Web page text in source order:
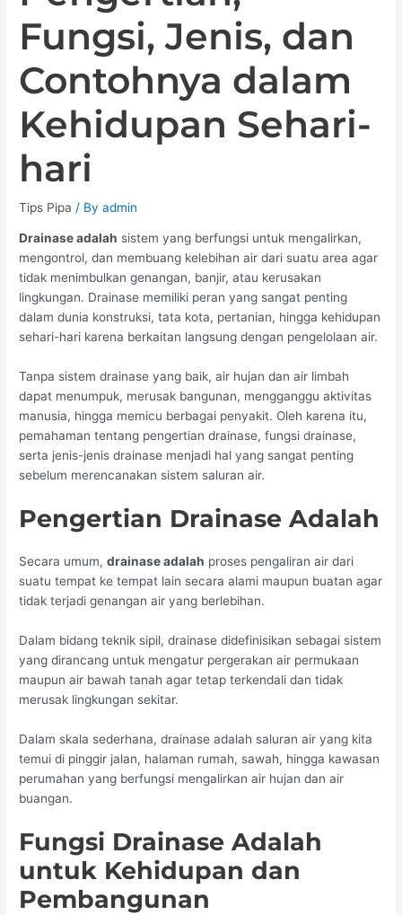
Fungsi, Jenis, dan
Contohnya dalam
Kehidupan Sehari-
hari
Tips Pipa / Byadmin
Drainase adalah sistem yang berfungsi untuk mengalirkan,
mengontrol, dan membuang kelebihan air dari suatu area agar
tidak menimbulkan genangan, banjir, atau kerusakan
lingkungan. Drainase memiliki peran yang sangat penting
dalam dunia konstruksi, tata kota, pertanian, hingga kehidupan
sehari-hari karena berkaitan langsung dengan pengelolaan air.
Tanpa sistem drainase yang baik, air hujan dan air limbah
dapat menumpuk, merusak bangunan, mengganggu aktivitas
manusia, hingga memicu berbagai penyakit. Oleh karena itu,
pemahaman tentang pengertian drainase, fungsi drainase,
serta jenis-jenis drainase menjadi hal yang sangat penting
sebelum merencanakan sistem saluran air.
Pengertian Drainase Adalah
Secara umum,drainase adalah proses pengaliran air dari
suatu tempat ke tempat lain secara alami maupun buatan agar
tidak terjadi genangan air yang berlebihan.
Dalam bidang teknik sipil, drainase didefinisikan sebagai sistem
yang dirancang untuk mengatur pergerakan air permukaan
maupun air bawah tanah agar tetap terkendali dan tidak
merusak lingkungan sekitar.
Dalam skala sederhana, drainase adalah saluran air yang kita
temui di pinggir jalan, halaman rumah, sawah, hingga kawasan
perumahan yang berfungsi mengalirkan air hujan dan air
buangan.
Fungsi Drainase Adalah
untuk Kehidupan dan
Pembangunan